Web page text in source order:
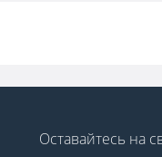
Оставайтесь на